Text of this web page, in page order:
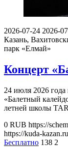
2026-07-24 2026-
Казань,
парк «Елмай»
Концерт
24 июля 2026 года
«Балетный
летней школы
0 RUB https://
https://kuda-
Бесплатно 138 2